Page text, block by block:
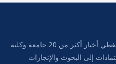
بوابة الأخبار الأكاديمية العراقية — نغطي أخبار أكثر من 20 جامعة وكلية
إلى البحوث والإنجازات